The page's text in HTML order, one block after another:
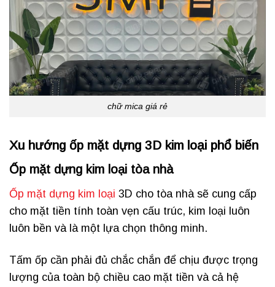
chữ mica giá rẻ
Xu hướng ốp mặt dựng 3D kim loại phổ biến
Ốp mặt dựng kim loại tòa nhà
Ốp mặt dựng kim loại 3D cho tòa nhà sẽ cung cấp
cho mặt tiền tính toàn vẹn cấu trúc, kim loại luôn
luôn bền và là một lựa chọn thông minh.
Tấm ốp cần phải đủ chắc chắn để chịu được trọng
lượng của toàn bộ chiều cao mặt tiền và cả hệ